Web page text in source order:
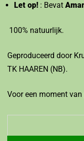
Let op! : Bevat
100% natuurlijk.
Geproduceerd door
TK HAAREN (NB).
Voor een moment